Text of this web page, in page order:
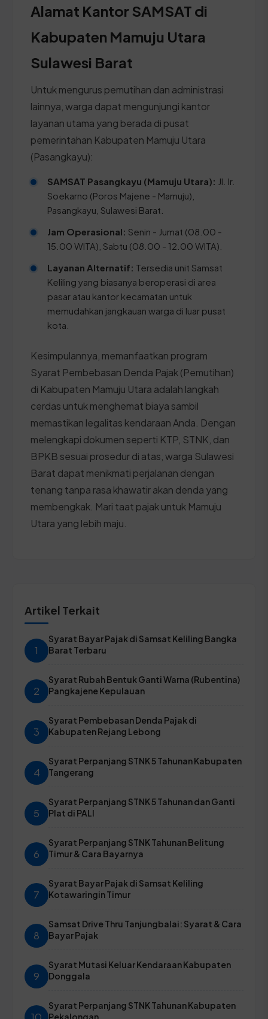
Alamat Kantor SAMSAT di
Kabupaten Mamuju Utara
Sulawesi Barat
Untuk mengurus pemutihan dan administrasi
lainnya, warga dapat mengunjungi kantor
layanan utama yang berada di pusat
pemerintahan Kabupaten Mamuju Utara
(Pasangkayu):
SAMSAT Pasangkayu (Mamuju Utara): Jl. Ir.
Soekarno (Poros Majene - Mamuju),
Pasangkayu, Sulawesi Barat.
Jam Operasional: Senin - Jumat (08.00 -
15.00 WITA), Sabtu (08.00 - 12.00 WITA).
Layanan Alternatif: Tersedia unit Samsat
Keliling yang biasanya beroperasi di area
pasar atau kantor kecamatan untuk
memudahkan jangkauan warga di luar pusat
kota.
Kesimpulannya, memanfaatkan program
Syarat Pembebasan Denda Pajak (Pemutihan)
di Kabupaten Mamuju Utara adalah langkah
cerdas untuk menghemat biaya sambil
memastikan legalitas kendaraan Anda. Dengan
melengkapi dokumen seperti KTP, STNK, dan
BPKB sesuai prosedur di atas, warga Sulawesi
Barat dapat menikmati perjalanan dengan
tenang tanpa rasa khawatir akan denda yang
membengkak. Mari taat pajak untuk Mamuju
Utara yang lebih maju.
Artikel Terkait
1
Syarat Bayar Pajak di Samsat Keliling Bangka
Barat Terbaru
2
Syarat Rubah Bentuk Ganti Warna (Rubentina)
Pangkajene Kepulauan
3
Syarat Pembebasan Denda Pajak di
Kabupaten Rejang Lebong
4
Syarat Perpanjang STNK 5 Tahunan Kabupaten
Tangerang
5
Syarat Perpanjang STNK 5 Tahunan dan Ganti
Plat di PALI
6
Syarat Perpanjang STNK Tahunan Belitung
Timur & Cara Bayarnya
7
Syarat Bayar Pajak di Samsat Keliling
Kotawaringin Timur
8
Samsat Drive Thru Tanjungbalai: Syarat & Cara
Bayar Pajak
9
Syarat Mutasi Keluar Kendaraan Kabupaten
Donggala
Syarat Perpanjang STNK Tahunan Kabupaten
Pekalongan